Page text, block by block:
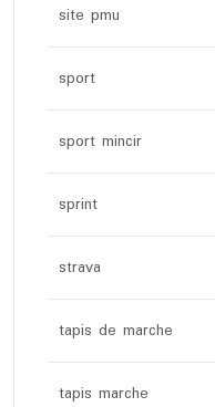
site pmu
sport
sport mincir
sprint
strava
tapis de marche
tapis marche